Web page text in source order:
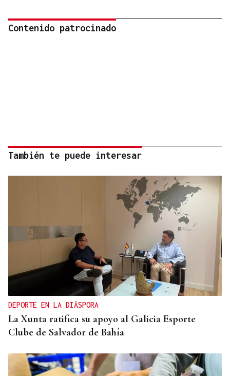
Contenido patrocinado
También te puede interesar
DEPORTE EN LA DIÁSPORA
La Xunta ratifica su apoyo al Galicia Esporte
Clube de Salvador de Bahía